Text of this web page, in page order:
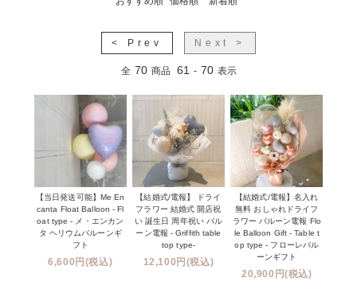
< Prev Next >
全 70 商品 61 - 70 表示
【当日発送可能】Me En
canta Float Balloon - Fl
oat type - メ・エンカン
タ ヘリウムバルーンギ
フト
6,600円(税込)
【結婚式/電報】 ドライ
フラワー 結婚式 開店祝
い 誕生日 周年祝い バル
ーン電報 - Griffith table
top type-
12,100円(税込)
【結婚式/電報】名入れ
無料 おしゃれドライフ
ラワー バルーン電報 Flo
le Balloon Gift - Table t
op type - フローレバル
ーンギフト
20,900円(税込)